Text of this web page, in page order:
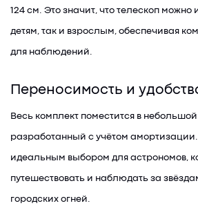
124 см. Это значит, что телескоп можно
детям, так и взрослым, обеспечивая
для наблюдений.
Переносимость и
Весь комплект поместится в
разработанный с учётом амортизации.
идеальным выбором для астрономов,
путешествовать и наблюдать за
городских огней.